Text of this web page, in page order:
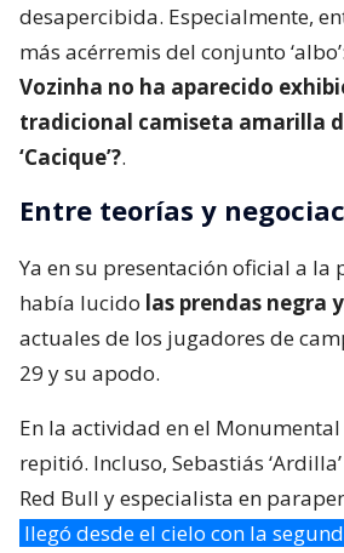
desapercibida. Especialmente,
más acérremis del conjunto ‘albo’:
Vozinha no ha aparecido
tradicional camiseta amarilla
‘Cacique’?.
Entre teorías y
Ya en su presentación oficial a la
había lucido las prendas negra
actuales de los jugadores de
29 y su apodo.
En la actividad en el
repitió. Incluso, Sebastiás
Red Bull y especialista en
llegó desde el cielo con la